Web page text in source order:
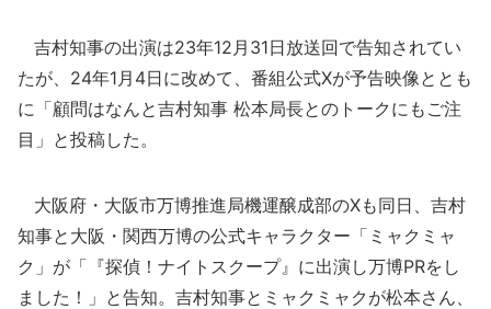
吉村知事の出演は23年12月31日放送回で告知されてい
たが、24年1月4日に改めて、番組公式Xが予告映像ととも
に「顧問はなんと吉村知事 松本局長とのトークにもご注
目」と投稿した。
大阪府・大阪市万博推進局機運醸成部のXも同日、吉村
知事と大阪・関西万博の公式キャラクター「ミャクミャ
ク」が「『探偵！ナイトスクープ』に出演し万博PRをし
ました！」と告知。吉村知事とミャクミャクが松本さん、